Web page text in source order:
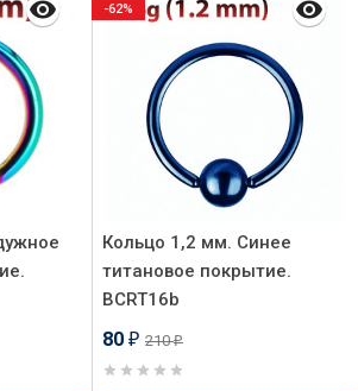
Кольцо 1,2 мм. Синее
титановое покрытие.
BCRT16b
80 ₽ 210₽
-62%